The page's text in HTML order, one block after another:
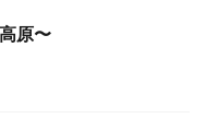
原〜